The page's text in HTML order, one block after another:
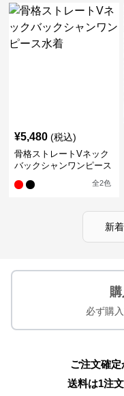
¥5,480 (税込)
骨格ストレートVネック
バックシャンワンピース
全2色
新
必ず購
ご注文確
送料は1注